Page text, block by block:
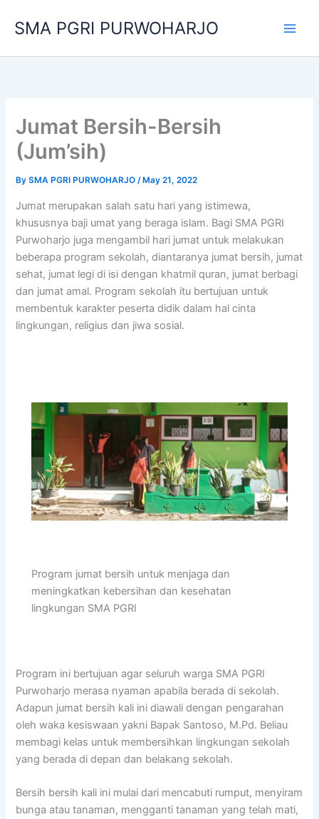
SMA PGRI PURWOHARJO
Jumat Bersih-Bersih
(Jum’sih)
BySMA PGRI PURWOHARJO/ May 21, 2022
Jumat merupakan salah satu hari yang istimewa,
khususnya baji umat yang beraga islam. Bagi SMA PGRI
Purwoharjo juga mengambil hari jumat untuk melakukan
beberapa program sekolah, diantaranya jumat bersih, jumat
sehat, jumat legi di isi dengan khatmil quran, jumat berbagi
dan jumat amal. Program sekolah itu bertujuan untuk
membentuk karakter peserta didik dalam hal cinta
lingkungan, religius dan jiwa sosial.
Program jumat bersih untuk menjaga dan
meningkatkan kebersihan dan kesehatan
lingkungan SMA PGRI
Program ini bertujuan agar seluruh warga SMA PGRI
Purwoharjo merasa nyaman apabila berada di sekolah.
Adapun jumat bersih kali ini diawali dengan pengarahan
oleh waka kesiswaan yakni Bapak Santoso, M.Pd. Beliau
membagi kelas untuk membersihkan lingkungan sekolah
yang berada di depan dan belakang sekolah.
Bersih bersih kali ini mulai dari mencabuti rumput, menyiram
bunga atau tanaman, mengganti tanaman yang telah mati,